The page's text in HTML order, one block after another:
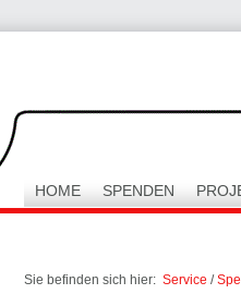
HOME SPENDEN
Sie befinden sich hier: Service /